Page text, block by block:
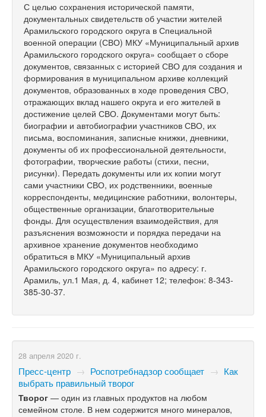
С целью сохранения исторической памяти,
документальных свидетельств об участии жителей
Арамильского городского округа в Специальной
военной операции (СВО) МКУ «Муниципальный архив
Арамильского городского округа» сообщает о сборе
документов, связанных с историей СВО для создания и
формирования в муниципальном архиве коллекций
документов, образованных в ходе проведения СВО,
отражающих вклад нашего округа и его жителей в
достижение целей СВО. Документами могут быть:
биографии и автобиографии участников СВО, их
письма, воспоминания, записные книжки, дневники,
документы об их профессиональной деятельности,
фотографии, творческие работы (стихи, песни,
рисунки). Передать документы или их копии могут
сами участники СВО, их родственники, военные
корреспонденты, медицинские работники, волонтеры,
общественные организации, благотворительные
фонды. Для осуществления взаимодействия, для
разъяснения возможности и порядка передачи на
архивное хранение документов необходимо
обратиться в МКУ «Муниципальный архив
Арамильского городского округа» по адресу: г.
Арамиль, ул.1 Мая, д. 4, кабинет 12; телефон: 8-343-
385-30-37.
28 апреля 2020 г.
Пресс-центр → Роспотребнадзор сообщает → Как
выбрать правильный творог
Творог — один из главных продуктов на любом
семейном столе. В нем содержится много минералов,